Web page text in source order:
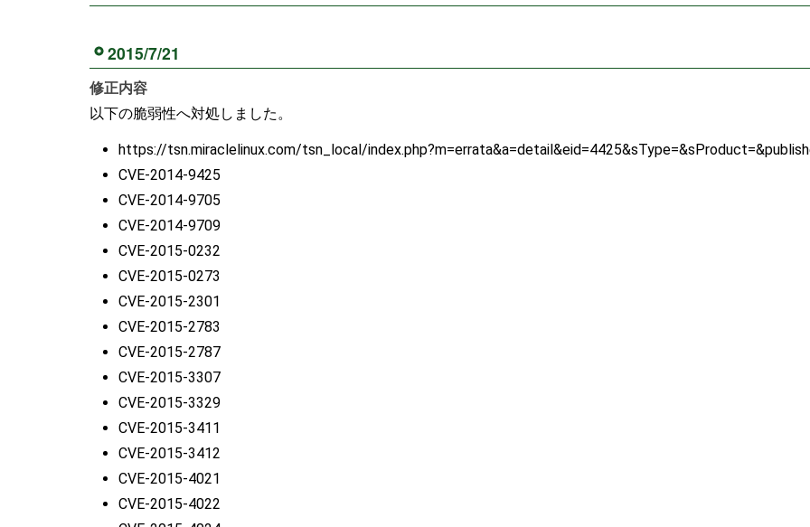
2015/7/21
修正内容
以下の脆弱性へ対処しました。
https://tsn.miraclelinux.com/tsn_local/
CVE-2014-9425
CVE-2014-9705
CVE-2014-9709
CVE-2015-0232
CVE-2015-0273
CVE-2015-2301
CVE-2015-2783
CVE-2015-2787
CVE-2015-3307
CVE-2015-3329
CVE-2015-3411
CVE-2015-3412
CVE-2015-4021
CVE-2015-4022